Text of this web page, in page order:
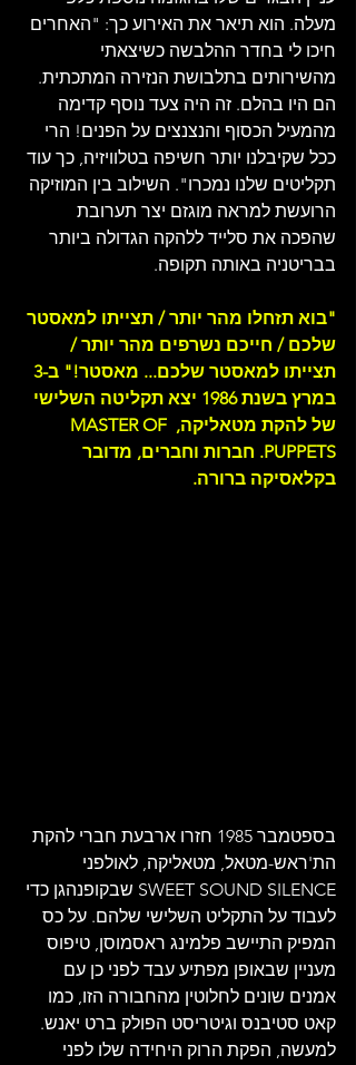
מעלה. הוא תיאר את האירוע כך: "האחרים
חיכו לי בחדר ההלבשה כשיצאתי
מהשירותים בתלבושת הנזירה המתכתית.
הם היו בהלם. זה היה צעד נוסף קדימה
מהמעיל הכסוף והנצנצים על הפנים! הרי
ככל שקיבלנו יותר חשיפה בטלוויזיה, כך עוד
תקליטים שלנו נמכרו". השילוב בין המוזיקה
הרועשת למראה מוגזם יצר תערובת
שהפכה את סלייד ללהקה הגדולה ביותר
בבריטניה באותה תקופה.
"בוא תזחלו מהר יותר / תצייתו למאסטר
שלכם / חייכם נשרפים מהר יותר /
תצייתו למאסטר שלכם... מאסטר!"
במרץ בשנת 1986 יצא תקליטה השלישי
של להקת מטאליקה, MASTER OF
PUPPETS. חברות וחברים, מדובר
בקלאסיקה ברורה.
בספטמבר 1985 חזרו ארבעת חברי להקת
הת'ראש-מטאל, מטאליקה, לאולפני
SWEET SOUND SILENCE שבקופנהגן כדי
לעבוד על התקליט השלישי שלהם. על כס
המפיק התיישב פלמינג ראסמוסן, טיפוס
מעניין שבאופן מפתיע עבד לפני כן עם
אמנים שונים לחלוטין מהחבורה הזו, כמו
קאט סטיבנס וגיטריסט הפולק ברט יאנש.
למעשה, הפקת הרוק היחידה שלו לפני